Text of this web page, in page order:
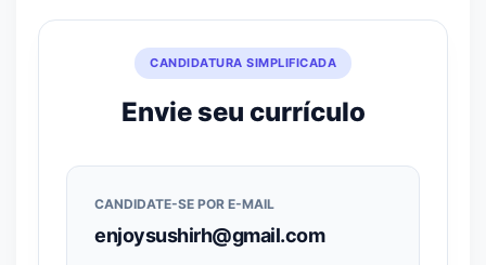
CANDIDATURA SIMPLIFICADA
Envie seu currículo
CANDIDATE-SE POR E-MAIL
enjoysushirh@gmail.com